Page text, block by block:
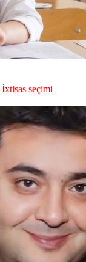
İxtisas seçimi